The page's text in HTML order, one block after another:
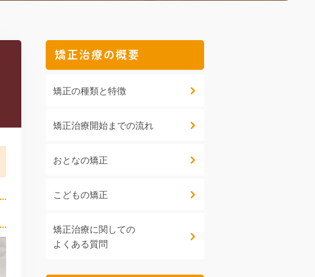
矯正治療の概要
矯正の種類と特徴
矯正治療開始までの流れ
おとなの矯正
こどもの矯正
矯正治療に関しての
よくある質問